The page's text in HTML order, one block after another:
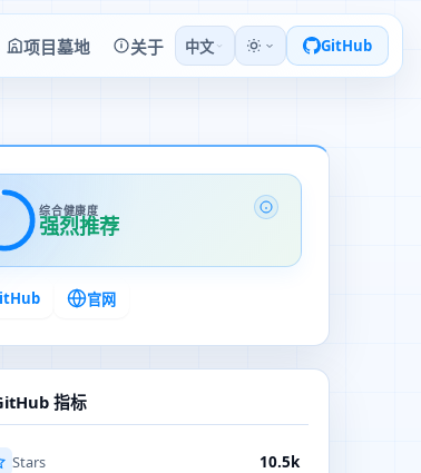
项目墓地 关于 中文 GitHub
综合健康度
强烈推荐
官网
指标
Stars 10.5k